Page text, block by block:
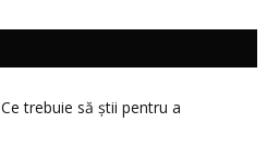
trebuie să știi pentru a